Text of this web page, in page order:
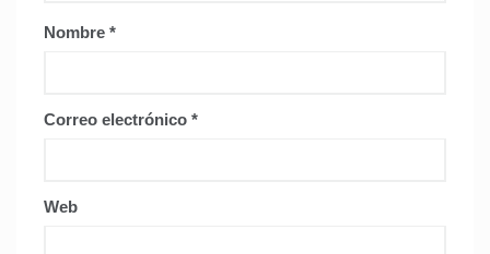
Nombre *
Correo electrónico *
Web